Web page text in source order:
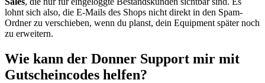
lohnt sich also, die E-Mails des Shops nicht direkt in den Spam-
Ordner zu verschieben, wenn du planst, dein Equipment später noch
zu erweitern.
Wie kann der Donner Support mir mit
Gutscheincodes helfen?